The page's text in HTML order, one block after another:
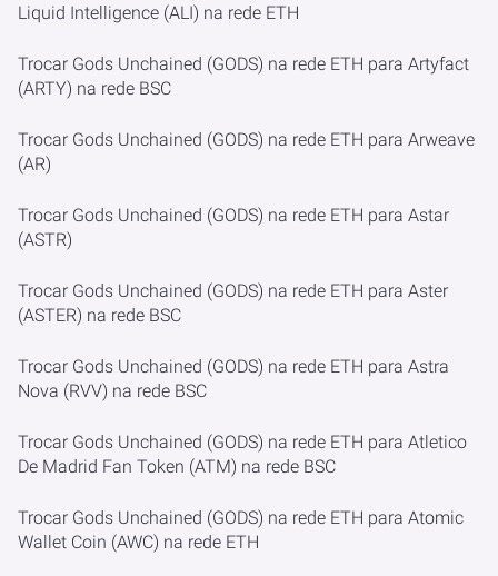
Liquid Intelligence (ALI) na rede ETH
Trocar Gods Unchained (GODS) na rede ETH para Artyfact
(ARTY) na rede BSC
Trocar Gods Unchained (GODS) na rede ETH para Arweave
(AR)
Trocar Gods Unchained (GODS) na rede ETH para Astar
(ASTR)
Trocar Gods Unchained (GODS) na rede ETH para Aster
(ASTER) na rede BSC
Trocar Gods Unchained (GODS) na rede ETH para Astra
Nova (RVV) na rede BSC
Trocar Gods Unchained (GODS) na rede ETH para Atletico
De Madrid Fan Token (ATM) na rede BSC
Trocar Gods Unchained (GODS) na rede ETH para Atomic
Wallet Coin (AWC) na rede ETH